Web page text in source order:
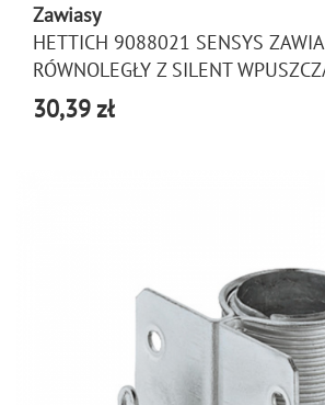
Zawiasy
HETTICH 9088021 SENSYS
RÓWNOLEGŁY Z SILENT
30,39 zł